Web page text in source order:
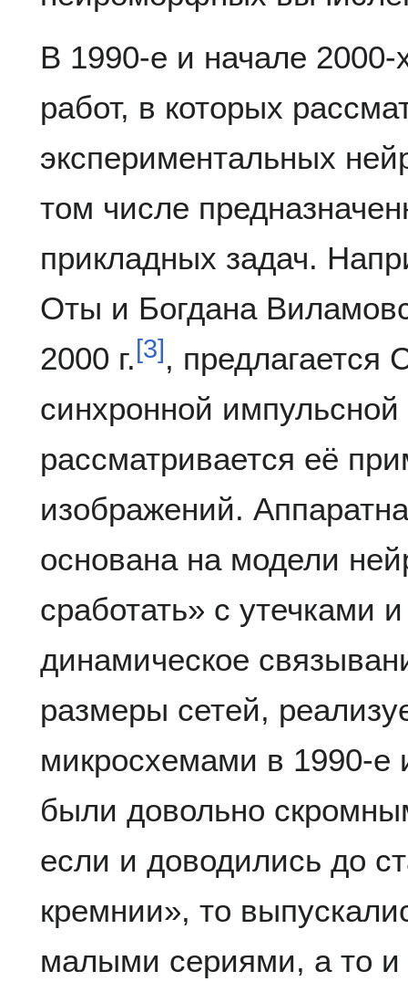
В 1990-е и начале 2000-
работ, в которых
экспериментальных
том числе
прикладных задач.
Оты и Богдана
2000 г. [3] , предлагается
синхронной
рассматривается её
изображений.
основана на модели
сработать» с утечками
динамическое
размеры сетей,
микросхемами в 1990-е
были довольно
если и доводились до
кремнии», то
малыми сериями, а то и